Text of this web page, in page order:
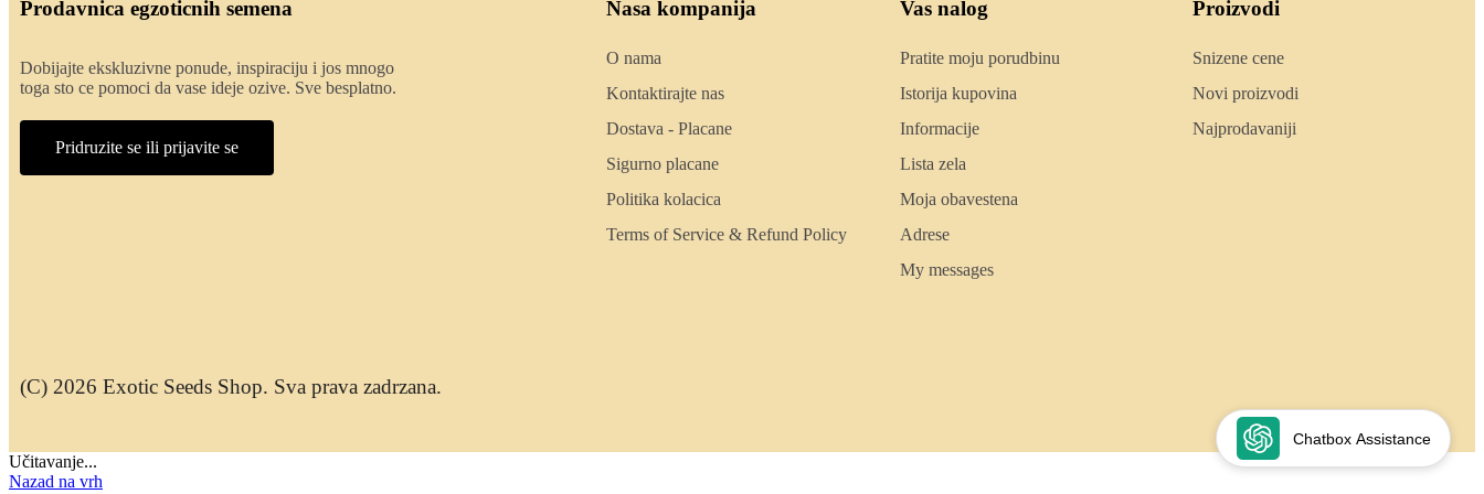
Chatbox Assistance
Prodavnica egzoticnih semena
Dobijajte ekskluzivne ponude, inspiraciju i jos mnogo
toga sto ce pomoci da vase ideje ozive. Sve besplatno.
Pridruzite se ili prijavite se
Nasa kompanija
O nama
Kontaktirajte nas
Dostava - Placane
Sigurno placane
Politika kolacica
Terms of Service & Refund Policy
Vas nalog
Pratite moju porudbinu
Istorija kupovina
Informacije
Lista zela
Moja obavestena
Adrese
My messages
Proizvodi
Snizene cene
Novi proizvodi
Najprodavaniji
(C) 2026 Exotic Seeds Shop. Sva prava zadrzana.
Učitavanje...
Nazad na vrh